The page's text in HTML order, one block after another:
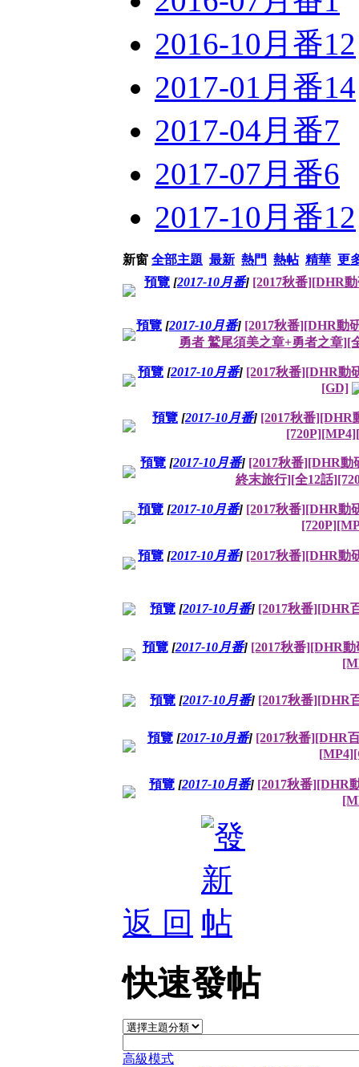
2016-10月番12
2017-01月番14
2017-04月番7
2017-07月番6
2017-10月番12
新窗 全部主題 最新 熱門 熱帖 精華 更
預覽 [2017-10月番] [2017秋番][DHR
預覽 [2017-10月番] [2017秋番][DHR動
勇者 鷲尾須美之章+勇者之章][
預覽 [2017-10月番] [2017秋番][DHR動
[GD]
預覽 [2017-10月番] [2017秋番
預覽 [2017-10月番] [2017秋番][DHR
終末旅行][全12話
預覽 [2017-10月番] [2017秋番][DHR動
預覽 [2017-10月番] [2017秋番][DHR動
預覽 [2017-10月番] [2017秋番][DHR
預覽 [2017-10月番] [2017秋番][DHR
預覽 [2017-10月番] [2017秋番][DHR
預覽 [2017-10月番] [2017秋番][DHR
預覽 [2017-10月番] [2017秋番][DHR
返 回
快速發帖
高級模式